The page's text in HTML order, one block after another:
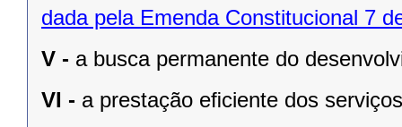
dada pela Emenda Constitucional 7
V - a busca permanente do
VI - a prestação eﬁciente dos